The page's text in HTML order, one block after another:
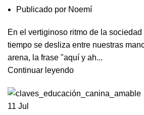
Publicado por Noemí
En el vertiginoso ritmo de la sociedad
tiempo se desliza entre nuestras
arena, la frase "aquí y ah...
Continuar leyendo
11 Jul